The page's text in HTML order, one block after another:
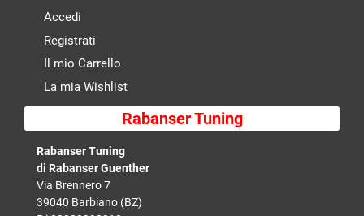
Accedi
Registrati
Il mio Carrello
La mia Wishlist
Rabanser Tuning
Rabanser Tuning
di Rabanser Guenther
Via Brennero 7
39040 Barbiano (BZ)